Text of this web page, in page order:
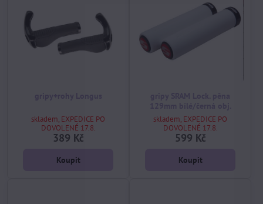
skladem, EXPEDICE PO
DOVOLENÉ 17.8.
389 Kč
Koupit
skladem, EXPEDICE PO
DOVOLENÉ 17.8.
599 Kč
Koupit